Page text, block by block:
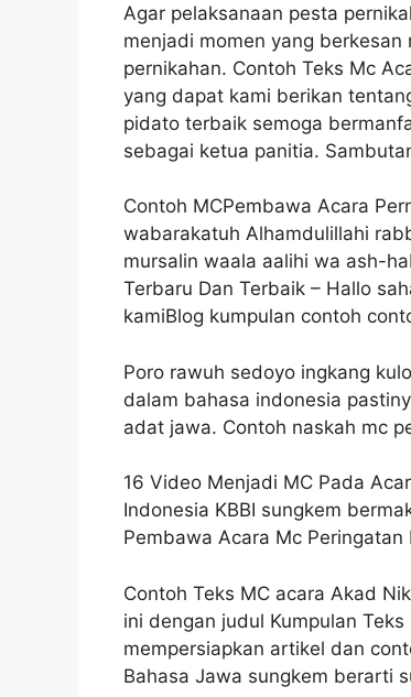
Agar pelaksanaan pesta
menjadi momen yang
pernikahan. Contoh Teks Mc
yang dapat kami berikan
pidato terbaik semoga
sebagai ketua panitia.
Contoh MCPembawa Acara
wabarakatuh Alhamdulillahi
mursalin waala aalihi wa ash-
Terbaru Dan Terbaik – Hallo
kamiBlog kumpulan contoh
Poro rawuh sedoyo ingkang
dalam bahasa indonesia
adat jawa. Contoh naskah mc
16 Video Menjadi MC Pada
Indonesia KBBI sungkem
Pembawa Acara Mc
Contoh Teks MC acara Akad
ini dengan judul Kumpulan
mempersiapkan artikel dan
Bahasa Jawa sungkem berarti